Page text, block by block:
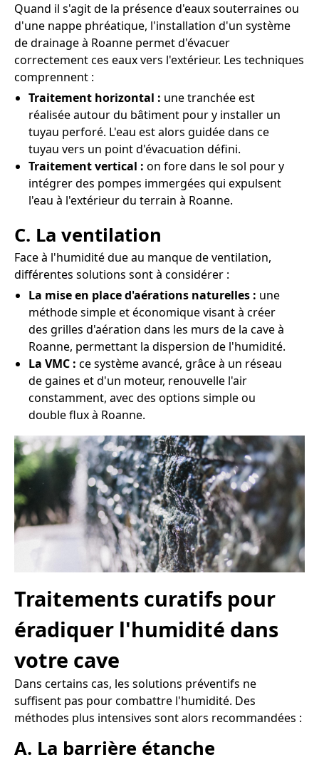
Quand il s'agit de la présence d'eaux souterraines ou
d'une nappe phréatique, l'installation d'un système
de drainage à Roanne permet d'évacuer
correctement ces eaux vers l'extérieur. Les techniques
comprennent :
Traitement horizontal : une tranchée est
réalisée autour du bâtiment pour y installer un
tuyau perforé. L'eau est alors guidée dans ce
tuyau vers un point d'évacuation défini.
Traitement vertical : on fore dans le sol pour y
intégrer des pompes immergées qui expulsent
l'eau à l'extérieur du terrain à Roanne.
C. La ventilation
Face à l'humidité due au manque de ventilation,
différentes solutions sont à considérer :
La mise en place d'aérations naturelles : une
méthode simple et économique visant à créer
des grilles d'aération dans les murs de la cave à
Roanne, permettant la dispersion de l'humidité.
La VMC : ce système avancé, grâce à un réseau
de gaines et d'un moteur, renouvelle l'air
constamment, avec des options simple ou
double flux à Roanne.
Traitements curatifs pour
éradiquer l'humidité dans
votre cave
Dans certains cas, les solutions préventifs ne
suffisent pas pour combattre l'humidité. Des
méthodes plus intensives sont alors recommandées :
A. La barrière étanche